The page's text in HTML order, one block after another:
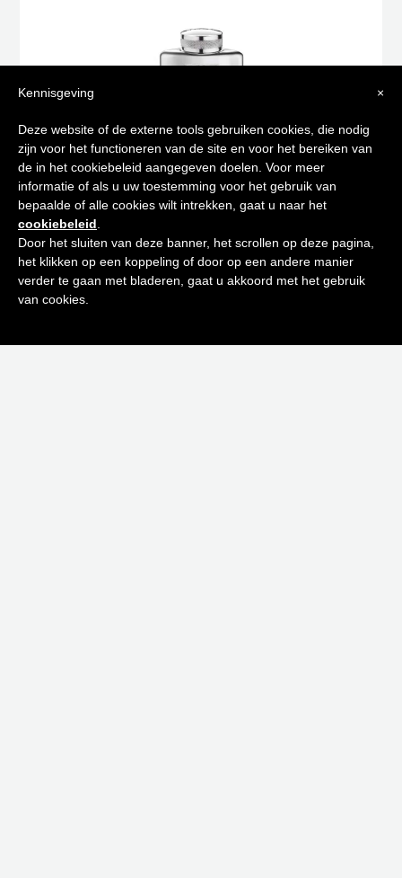
BENTLEY AZURE EAU DE TOILETTE 100 ML
Tips voor
een stralende huid
Schrijf je in op onze nieuwsbrief en
ontvang de beste tips en promoties
Inschrijven
×
Kennisgeving
Deze website of de externe tools gebruiken cookies, die nodig
zijn voor het functioneren van de site en voor het bereiken van
de in het cookiebeleid aangegeven doelen. Voor meer
informatie of als u uw toestemming voor het gebruik van
bepaalde of alle cookies wilt intrekken, gaat u naar het
cookiebeleid
Door het sluiten van deze banner, het scrollen op deze pagina,
het klikken op een koppeling of door op een andere manier
verder te gaan met bladeren, gaat u akkoord met het gebruik
van cookies.